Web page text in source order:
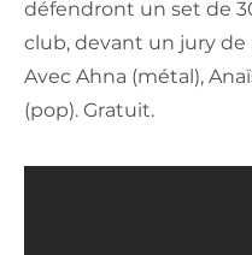
défendront un set de
club, devant un jury de
Avec Ahna (métal),
(pop). Gratuit.